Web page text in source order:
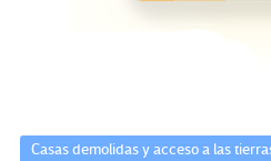
Casas demolidas y acceso a las